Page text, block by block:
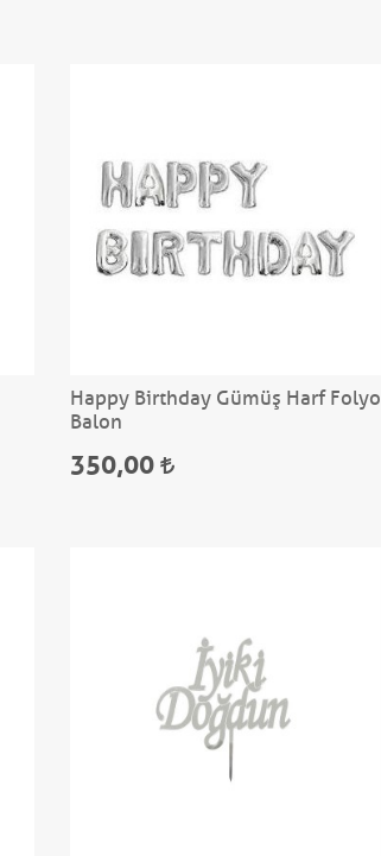
Happy Birthday Gümüş Harf Folyo
Balon
350,00